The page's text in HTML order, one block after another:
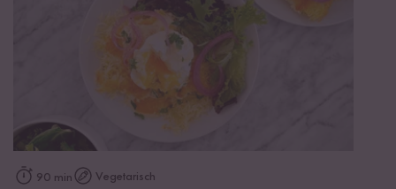
90 min Vegetarisch